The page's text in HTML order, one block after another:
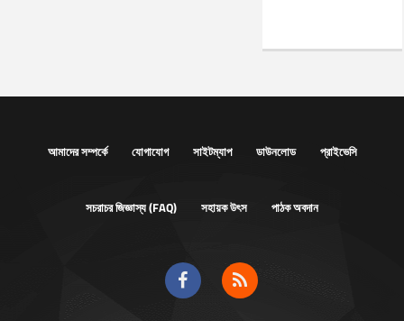
আমাদের সম্পর্কে যোগাযোগ সাইটম্যাপ ডাউনলোড প্রাইভেসি
সচরাচর জিজ্ঞাস্য (FAQ) সহায়ক উৎস পাঠক অবদান